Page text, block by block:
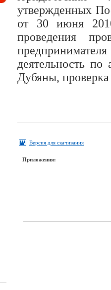
утвержденных
от 30 июня
проведения
деятельность
Дубяны, проверка
Версия для скачивания
Приложения: